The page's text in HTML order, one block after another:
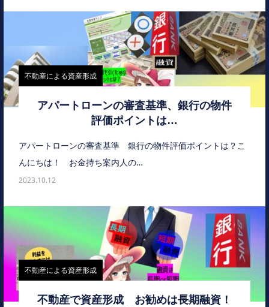
不動産による資産形成
アパートローンの審査基準、銀行の物件
評価ポイントは…
アパートローンの審査基準 銀行の物件評価ポイントは？こ
んにちは！ お金持ち案内人の…
2023.10.12
不動産による資産形成
不動産で資産形成 お勧めは長期融資！